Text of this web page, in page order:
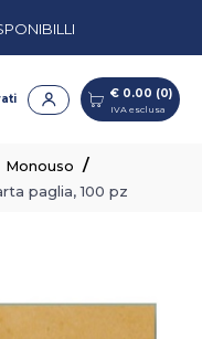
€ 0.00 (0)
IVA esclusa
Monouso
paglia, 100 pz